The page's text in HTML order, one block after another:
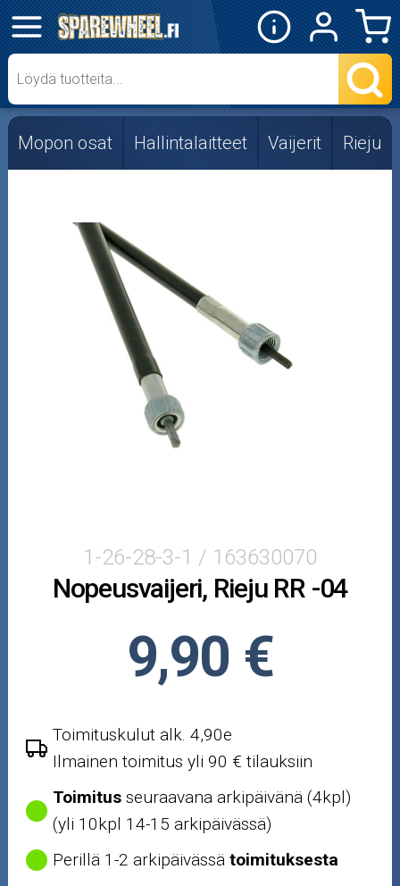
✕
Mopon osat
Skootterin osat
Crossipyörän osat
Moottoripyörän osat
Moottorikelkan osat
Mopoauton osat
Mönkijän osat
Puutarha ja metsä
Öljyt ja kemikaalit
Outlet-tuotteet
Mopon osat Hallintalaitteet Vaijerit Rieju
1-26-28-3-1 / 163630070
Nopeusvaijeri, Rieju RR -04
9,90 €
Toimituskulut alk. 4,90e
Ilmainen toimitus yli 90 € tilauksiin
Toimitus seuraavana arkipäivänä (4kpl)
(yli 10kpl 14-15 arkipäivässä)
Perillä 1-2 arkipäivässätoimituksesta